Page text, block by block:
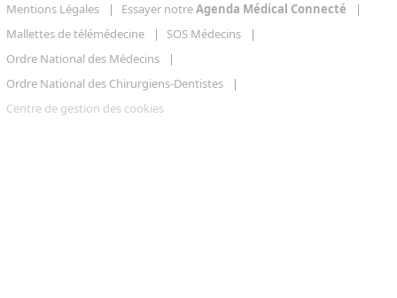
Mentions Légales
Essayer notreAgenda Médical Connecté
Mallettes de télémédecine
SOS Médecins
Ordre National des Médecins
Ordre National des Chirurgiens-Dentistes
Centre de gestion des cookies